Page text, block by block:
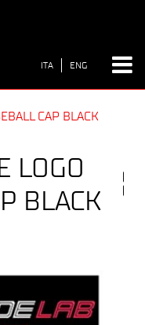
ITA ENG
CAP BLACK
LOGO
BLACK